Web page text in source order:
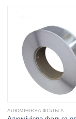
АЛЮМІНІЄВА ФОЛЬГА